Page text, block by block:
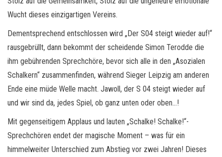
Wucht dieses einzigartigen Vereins.
Dementsprechend entschlossen wird „Der S04 steigt wieder auf!“
rausgebrüllt, dann bekommt der scheidende Simon Terodde die
ihm gebührenden Sprechchöre, bevor sich alle in den „Asozialen
Schalkern“ zusammenfinden, während Sieger Leipzig am anderen
Ende eine müde Welle macht. Jawoll, der S 04 steigt wieder auf
und wir sind da, jedes Spiel, ob ganz unten oder oben…!
Mit gegenseitigem Applaus und lauten „Schalke! Schalke!“-
Sprechchören endet der magische Moment – was für ein
himmelweiter Unterschied zum Abstieg vor zwei Jahren! Dieses